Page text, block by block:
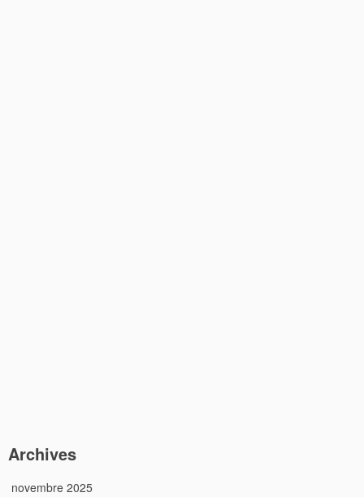
Archives
novembre 2025